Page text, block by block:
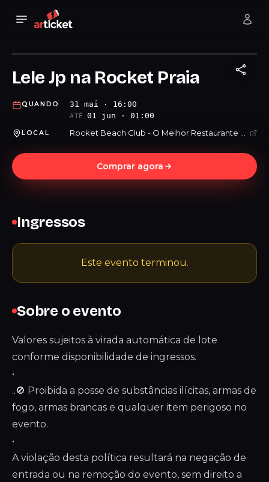
Lele Jp na Rocket Praia
QUANDO 31 mai · 16:00
ATÉ 01 jun · 01:00
LOCAL
Comprar agora
Sobre o evento
Valores sujeitos à virada automática de lote
conforme disponibilidade de ingressos.
•
..🚫 Proibida a posse de substâncias ilícitas, armas de
fogo, armas brancas e qualquer item perigoso no
evento.
•
A violação desta política resultará na negação de
entrada ou na remoção do evento, sem direito a
Ingressos
Este evento terminou.